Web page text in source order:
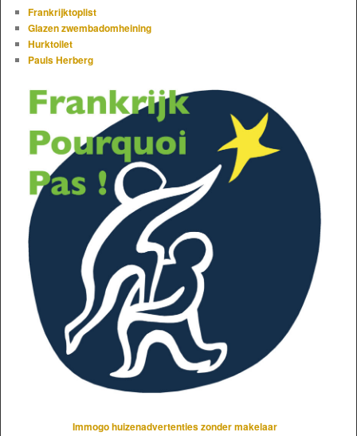
Frankrijktoplist
Glazen zwembadomheining
Hurktoilet
Pauls Herberg
Immogo huizenadvertenties zonder makelaar